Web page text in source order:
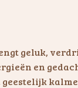
geluk,
en